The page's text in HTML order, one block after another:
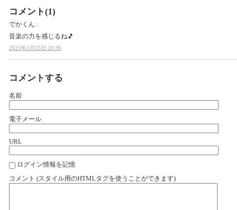
コメント(1)
でかくん :
音楽の力を感じるね🎵
2025年3月25日 20:36
コメントする
名前
電子メール
URL
ログイン情報を記憶
コメント (スタイル用のHTMLタグを使うことができます)